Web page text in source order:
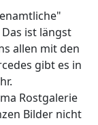
ist längst
allen mit den
gibt es in
Rostgalerie
Bilder nicht